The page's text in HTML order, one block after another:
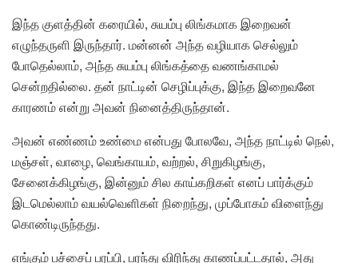
இந்த குளத்தின் கரையில், சுயம்பு லிங்கமாக இறைவன்
எழுந்தருளி இருந்தார். மன்னன் அந்த வழியாக செல்லும்
போதெல்லாம், அந்த சுயம்பு லிங்கத்தை வணங்காமல்
சென்றதில்லை. தன் நாட்டின் செழிப்புக்கு, இந்த இறைவனே
காரணம் என்று அவன் நினைத்திருந்தான்.
அவன் எண்ணம் உண்மை என்பது போலவே, அந்த நாட்டில் நெல்,
மஞ்சள், வாழை, வெங்காயம், வற்றல், சிறுகிழங்கு,
சேனைக்கிழங்கு, இன்னும் சில காய்கறிகள் எனப் பார்க்கும்
இடமெல்லாம் வயல்வெளிகள் நிறைந்து, முப்போகம் விளைந்து
கொண்டிருந்தது.
எங்கும் பச்சைப் பரப்பி, பரந்து விரிந்து காணப்பட்டதால், அது